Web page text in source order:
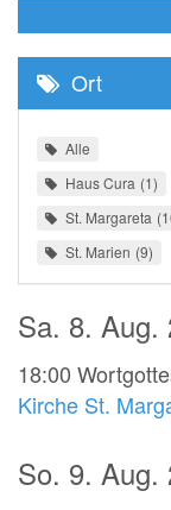
Ort
Alle
Haus Cura 1
St. Margareta
St. Marien 9
Sa. 8. Aug.
18:00
Kirche St.
So. 9. Aug.